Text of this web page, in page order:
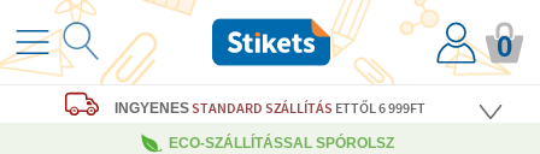
0
INGYENESSTANDARD SZÁLLÍTÁS ETTŐL 6 999FT
ECO-SZÁLLÍTÁSSAL SPÓROLSZ